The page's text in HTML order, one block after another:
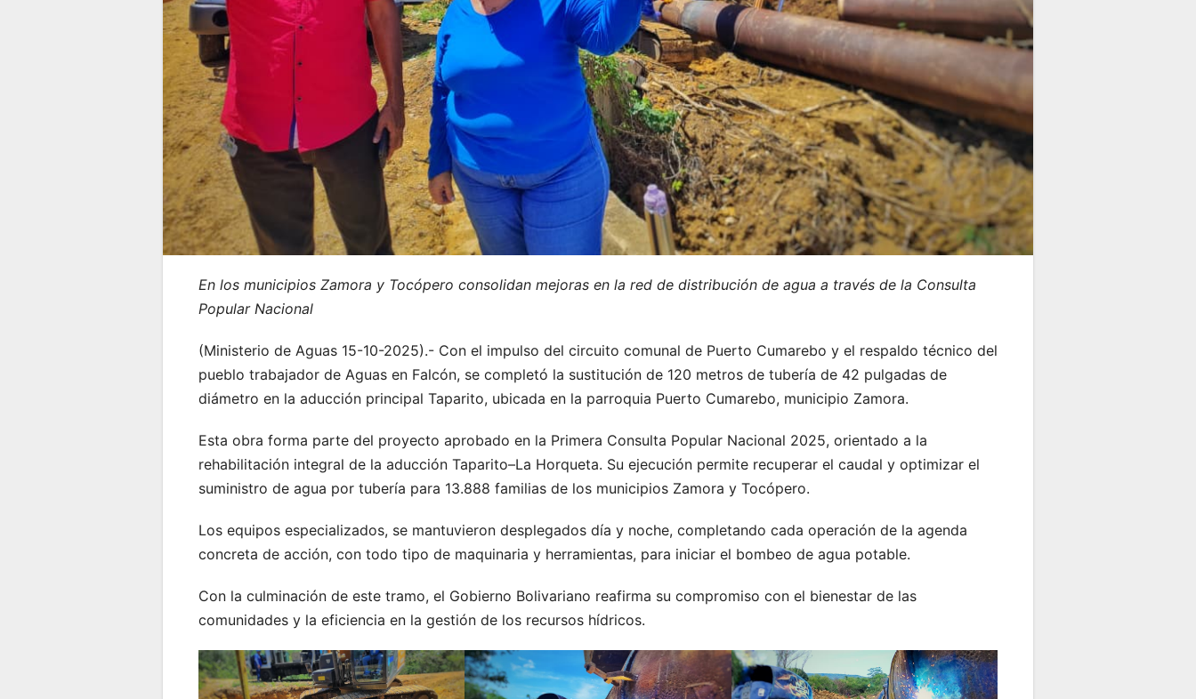
En los municipios Zamora y Tocópero consolidan mejoras en la red de distribución de agua a través de la Consulta
Popular Nacional
(Ministerio de Aguas 15-10-2025).- Con el impulso del circuito comunal de Puerto Cumarebo y el respaldo técnico del
pueblo trabajador de Aguas en Falcón, se completó la sustitución de 120 metros de tubería de 42 pulgadas de
diámetro en la aducción principal Taparito, ubicada en la parroquia Puerto Cumarebo, municipio Zamora.
Esta obra forma parte del proyecto aprobado en la Primera Consulta Popular Nacional 2025, orientado a la
rehabilitación integral de la aducción Taparito–La Horqueta. Su ejecución permite recuperar el caudal y optimizar el
suministro de agua por tubería para 13.888 familias de los municipios Zamora y Tocópero.
Los equipos especializados, se mantuvieron desplegados día y noche, completando cada operación de la agenda
concreta de acción, con todo tipo de maquinaria y herramientas, para iniciar el bombeo de agua potable.
Con la culminación de este tramo, el Gobierno Bolivariano reafirma su compromiso con el bienestar de las
comunidades y la eficiencia en la gestión de los recursos hídricos.